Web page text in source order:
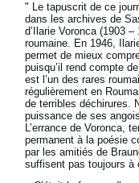
" Le tapuscrit de ce
dans les archives de
d’Ilarie Voronca (1903
roumaine. En 1946,
permet de mieux
puisqu’il rend compte
est l’un des rares
régulièrement en
de terribles déchirures.
puissance de ses
L’errance de Voronca,
permanent à la poésie
par les amitiés de
suffisent pas toujours à